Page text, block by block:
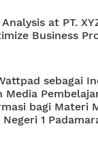
at PT.
Business
sebagai
Media
bagi Materi
1